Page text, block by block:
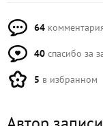
64
40 спасибо за
5 в избранном